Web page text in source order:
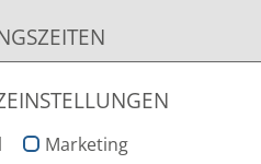
& 13.00 - 15.00 Uhr
ANMELDUNG
Marketing